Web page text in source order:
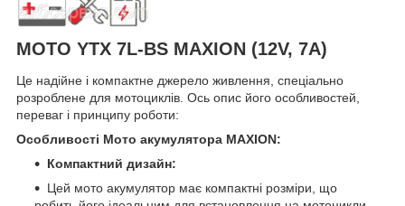
MOTO YTX 7L-BS MAXION (12V, 7A)
Це надійне і компактне джерело живлення, спеціально
розроблене для мотоциклів. Ось опис його особливостей,
переваг і принципу роботи:
Особливості Мото акумулятора MAXION:
Компактний дизайн:
Цей мото акумулятор має компактні розміри, що